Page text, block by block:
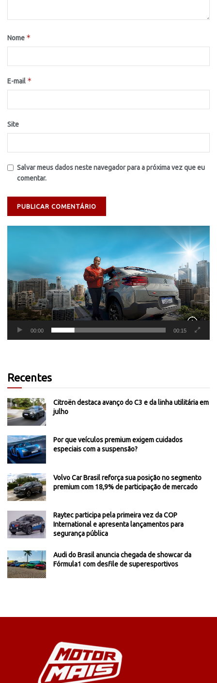
Nome *
E-mail *
Site
Salvar meus dados neste navegador para a próxima vez que eu
comentar.
00:00 00:15
Recentes
Citroën destaca avanço do C3 e da linha utilitária em
julho
Por que veículos premium exigem cuidados
especiais com a suspensão?
Volvo Car Brasil reforça sua posição no segmento
premium com 18,9% de participação de mercado
Raytec participa pela primeira vez da COP
International e apresenta lançamentos para
segurança pública
Audi do Brasil anuncia chegada de showcar da
Fórmula1 com desfile de superesportivos